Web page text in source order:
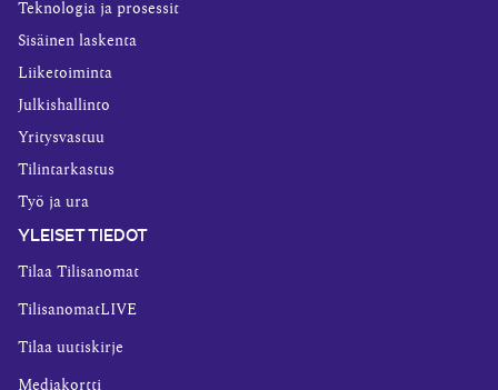
Teknologia ja prosessit
Sisäinen laskenta
Liiketoiminta
Julkishallinto
Yritysvastuu
Tilintarkastus
Työ ja ura
YLEISET TIEDOT
Tilaa Tilisanomat
TilisanomatLIVE
Tilaa uutiskirje
Mediakortti